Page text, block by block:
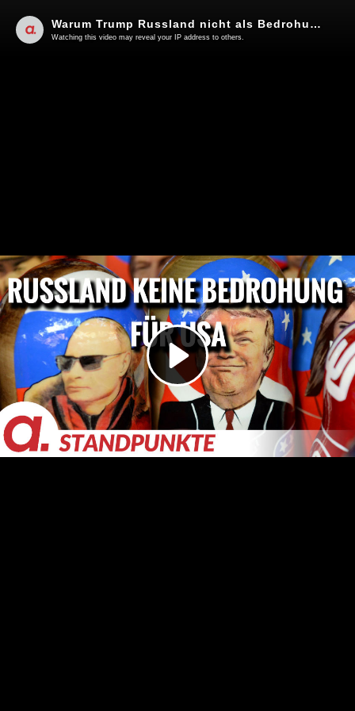
Play
Video
Warum Trump Russland nicht als Bedrohung sieht | Von Peter Frey
Watching this video may reveal your IP address to others.